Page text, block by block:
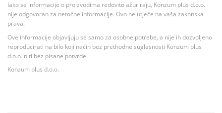
Iako se informacije o proizvodima redovito ažuriraju, Konzum plus d.o.o.
nije odgovoran za netočne informacije. Ovo ne utječe na vaša zakonska
prava.
Ove informacije objavljuju se samo za osobne potrebe, a nije ih dozvoljeno
reproducirati na bilo koji način bez prethodne suglasnosti Konzum plus
d.o.o. niti bez pisane potvrde.
Konzum plus d.o.o.